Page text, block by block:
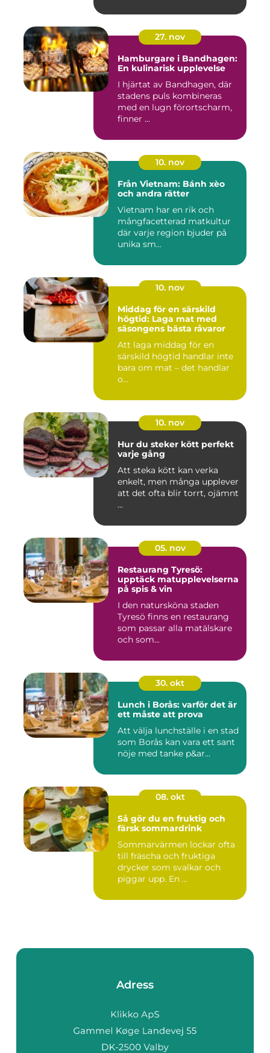
27. nov
Hamburgare i Bandhagen:
En kulinarisk upplevelse
I hjärtat av Bandhagen, där
stadens puls kombineras
med en lugn förortscharm,
finner ...
10. nov
Från Vietnam: Bánh xèo
och andra rätter
Vietnam har en rik och
mångfacetterad matkultur
där varje region bjuder på
unika sm...
10. nov
Middag för en särskild
högtid: Laga mat med
säsongens bästa råvaror
Att laga middag för en
särskild högtid handlar inte
bara om mat – det handlar
o...
10. nov
Hur du steker kött perfekt
varje gång
Att steka kött kan verka
enkelt, men många upplever
att det ofta blir torrt, ojämnt
...
05. nov
Restaurang Tyresö:
upptäck matupplevelserna
på spis & vin
I den natursköna staden
Tyresö finns en restaurang
som passar alla matälskare
och som...
30. okt
Lunch i Borås: varför det är
ett måste att prova
Att välja lunchställe i en stad
som Borås kan vara ett sant
nöje med tanke p&ar...
08. okt
Så gör du en fruktig och
färsk sommardrink
Sommarvärmen lockar ofta
till fräscha och fruktiga
drycker som svalkar och
piggar upp. En ...
Adress